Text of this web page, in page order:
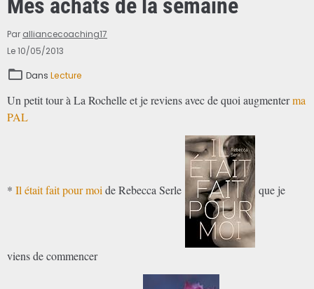
Mes achats de la semaine
Par alliancecoaching17
Le 10/05/2013
Dans Lecture
Un petit tour à La Rochelle et je reviens avec de quoi augmenterma
PAL
* Il était fait pour moi de Rebecca Serle que je
viens de commencer